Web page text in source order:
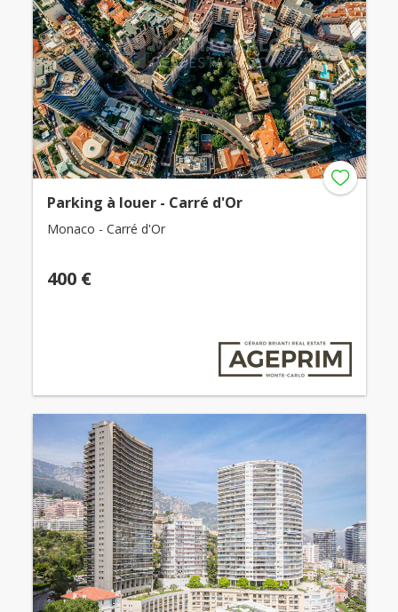
Parking à louer - Carré d'Or
Monaco - Carré d'Or
400 €